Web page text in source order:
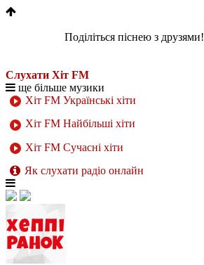
Поділіться піснею з друзями!
Слухати Хіт FM
ще більше музики
Хіт FM Українські хіти
Хіт FM Найбільші хіти
Хіт FM Сучасні хіти
Як слухати радіо онлайн